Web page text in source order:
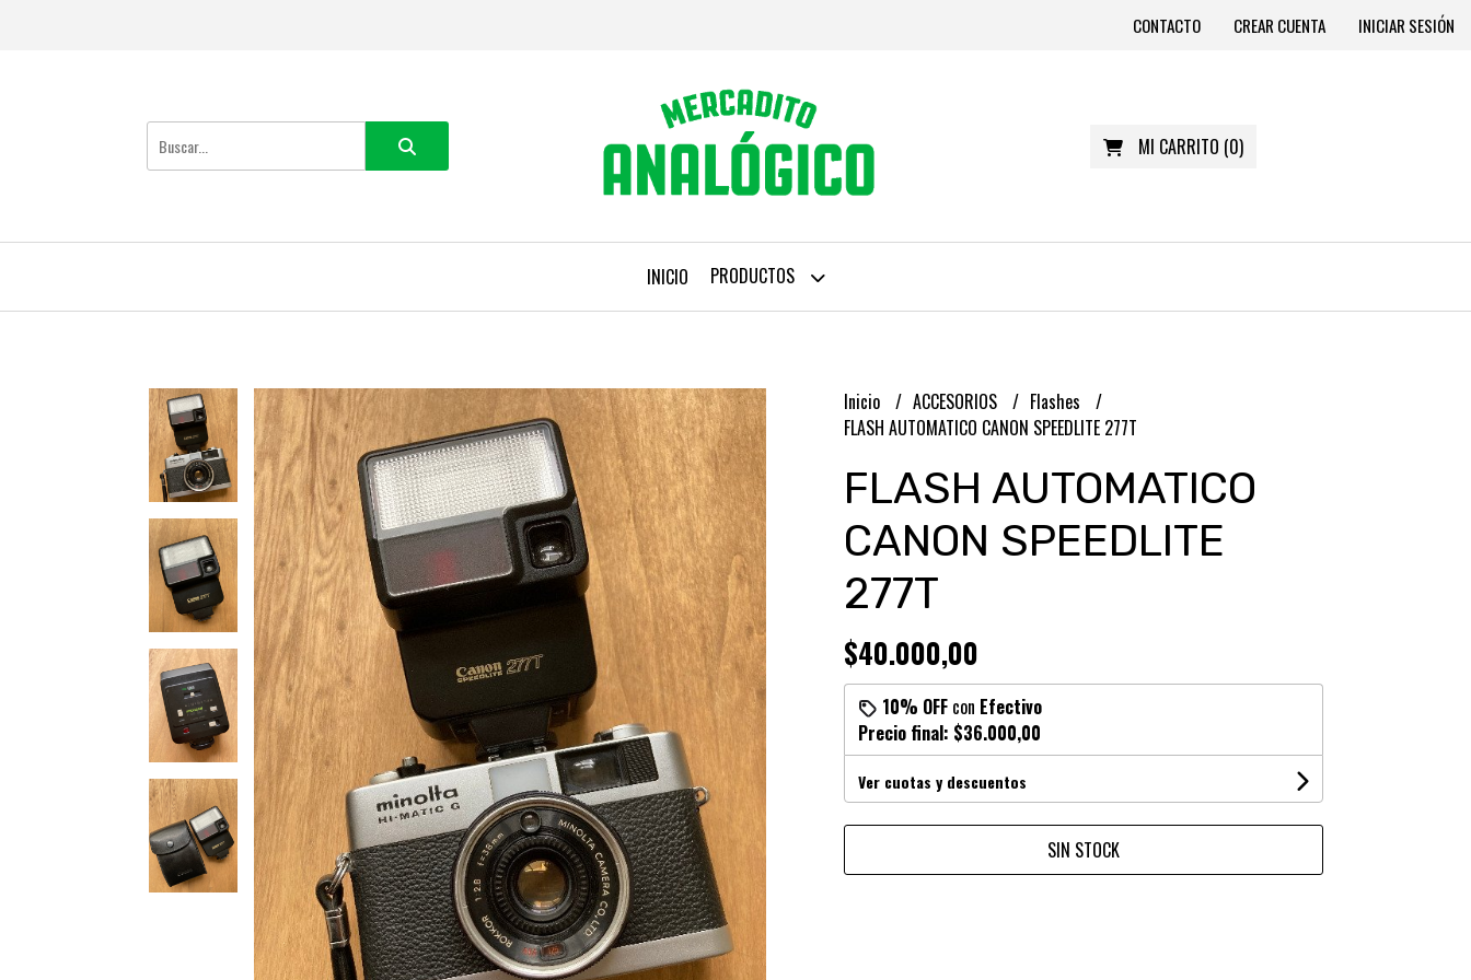
CONTACTO CREAR CUENTA INICIAR SESIÓN
MI CARRITO (0)
INICIO PRODUCTOS
Inicio ACCESORIOS
Flashes
FLASH AUTOMATICO CANON SPEEDLITE 277T
FLASH AUTOMATICO
CANON SPEEDLITE
277T
$40.000,00
10% OFFcon Efectivo
Precio final: $36.000,00
Ver cuotas y descuentos
SIN STOCK